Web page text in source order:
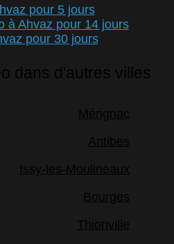
pour 5 jours
à Ahvaz pour 14 jours
pour 30 jours
dans d'autres villes
Mérignac
Antibes
Issy-les-Moulineaux
Bourges
Thionville